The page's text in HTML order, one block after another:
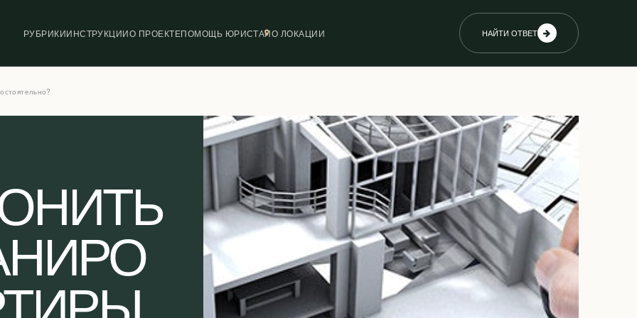
РУБРИКИИНСТРУКЦИИО ПРОЕКТЕПОМОЩЬ ЮРИСТАПО ЛОКАЦИИ НАЙТИ ОТВЕТ